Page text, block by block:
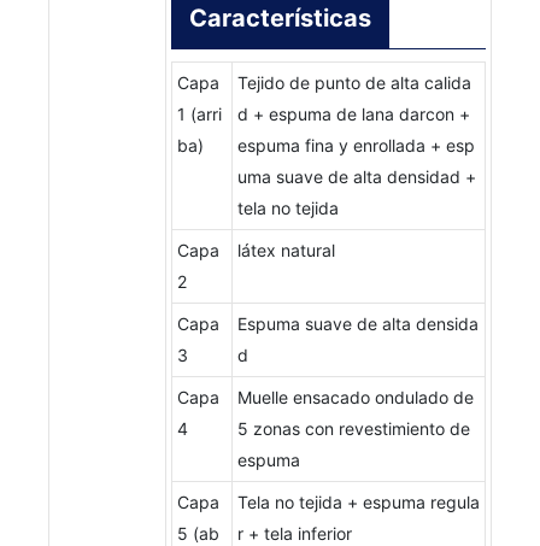
Características
Capa
1 (arri
ba)
Tejido de punto de alta calida
d + espuma de lana darcon +
espuma fina y enrollada + esp
uma suave de alta densidad +
tela no tejida
Capa
2
látex natural
Capa
3
Espuma suave de alta densida
d
Capa
4
Muelle ensacado ondulado de
5 zonas con revestimiento de
espuma
Capa
5 (ab
Tela no tejida + espuma regula
r + tela inferior